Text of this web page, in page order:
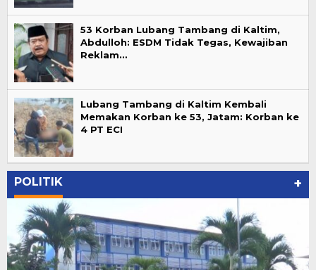
53 Korban Lubang Tambang di Kaltim,
Abdulloh: ESDM Tidak Tegas, Kewajiban
Reklam…
Lubang Tambang di Kaltim Kembali
Memakan Korban ke 53, Jatam: Korban ke
4 PT ECI
POLITIK +